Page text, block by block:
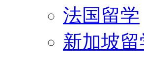
法国留学
新加坡留